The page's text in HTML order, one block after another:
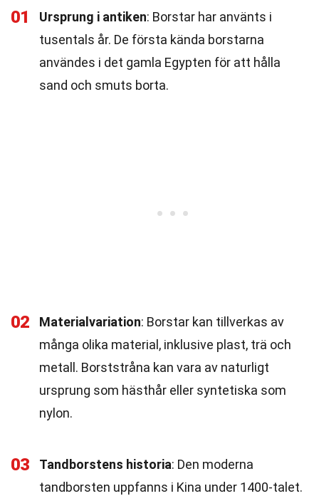
01 Ursprung i antiken: Borstar har använts i
tusentals år. De första kända borstarna
användes i det gamla Egypten för att hålla
sand och smuts borta.
02 Materialvariation: Borstar kan tillverkas av
många olika material, inklusive plast, trä och
metall. Borststråna kan vara av naturligt
ursprung som hästhår eller syntetiska som
nylon.
03 Tandborstens historia: Den moderna
tandborsten uppfanns i Kina under 1400-talet.